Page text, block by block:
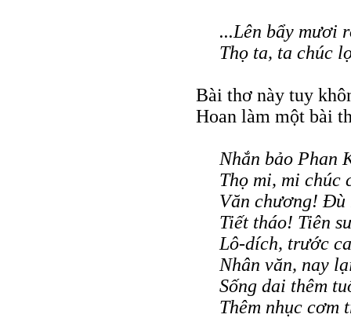
...Lên bẩy mươi
Thọ ta, ta chúc
Bài thơ này tuy
Hoan làm một bài
Nhắn bảo Phan
Thọ mi, mi chúc
Văn chương! Đù
Tiết tháo! Tiên
Lô-dích, trước
Nhân văn, nay
Sống dai thêm
Thêm nhục cơm